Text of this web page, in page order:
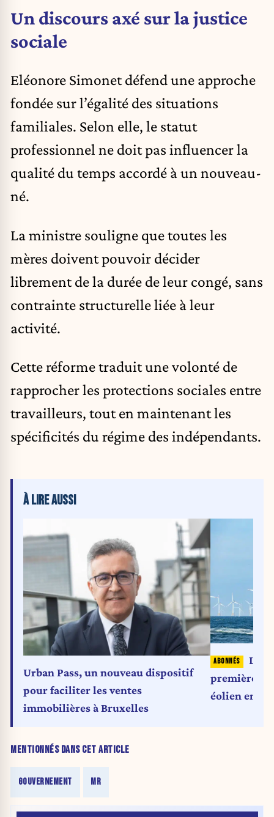
Un discours axé sur la justice
sociale
Eléonore Simonet défend une approche
fondée sur l’égalité des situations
familiales. Selon elle, le statut
professionnel ne doit pas influencer la
qualité du temps accordé à un nouveau-
né.
La ministre souligne que toutes les
mères doivent pouvoir décider
librement de la durée de leur congé, sans
contrainte structurelle liée à leur
activité.
Cette réforme traduit une volonté de
rapprocher les protections sociales entre
travailleurs, tout en maintenant les
spécificités du régime des indépendants.
MENTIONNÉS DANS CET ARTICLE
GOUVERNEMENT MR
À LIRE AUSSI
Urban Pass, un nouveau dispositif
pour faciliter les ventes
immobilières à Bruxelles
première
éolien en